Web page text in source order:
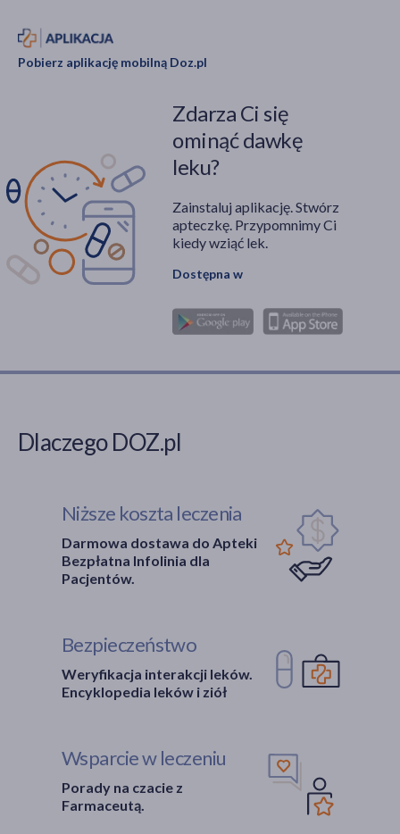
Pobierz aplikację mobilną Doz.pl
Zdarza Ci się
ominąć dawkę
leku?
Zainstaluj aplikację. Stwórz
apteczkę. Przypomnimy Ci
kiedy wziąć lek.
Dostępna w
Dlaczego DOZ.pl
Niższe koszta leczenia
Darmowa dostawa do Apteki
Bezpłatna Infolinia dla
Pacjentów.
Bezpieczeństwo
Weryfikacja interakcji leków.
Encyklopedia leków i ziół
Wsparcie w leczeniu
Porady na czacie z
Farmaceutą.